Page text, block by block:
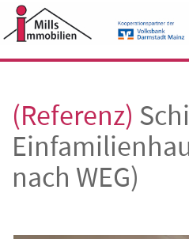
Skip
to
(Referenz)
nach WEG)